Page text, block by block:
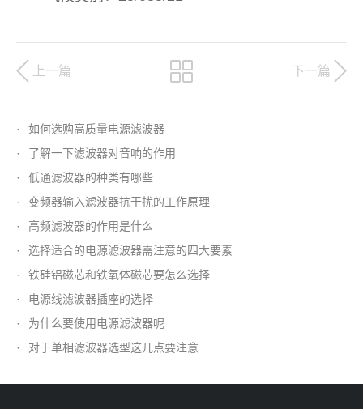
上一篇 下一篇
·
如何选购高质量电源滤波器
·
了解一下滤波器对音响的作用
·
低通滤波器的种类有哪些
·
变频器输入滤波器抗干扰的工作原理
·
高频滤波器的作用是什么
·
选择适合的电源滤波器需注意的四大要素
·
铁硅铝磁芯和铁氧体磁芯要怎么选择
·
电源线滤波器插座的选择
·
为什么要使用电源滤波器呢
·
对于单相滤波器选型这几点要注意